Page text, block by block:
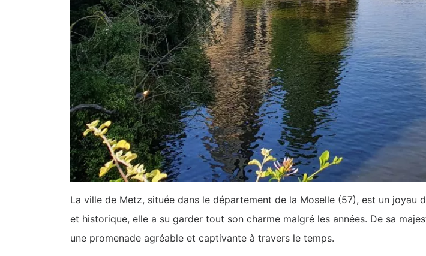
La ville de Metz, située dans le département de la Moselle (57), est un
et historique, elle a su garder tout son charme malgré les années. De sa
une promenade agréable et captivante à travers le temps.